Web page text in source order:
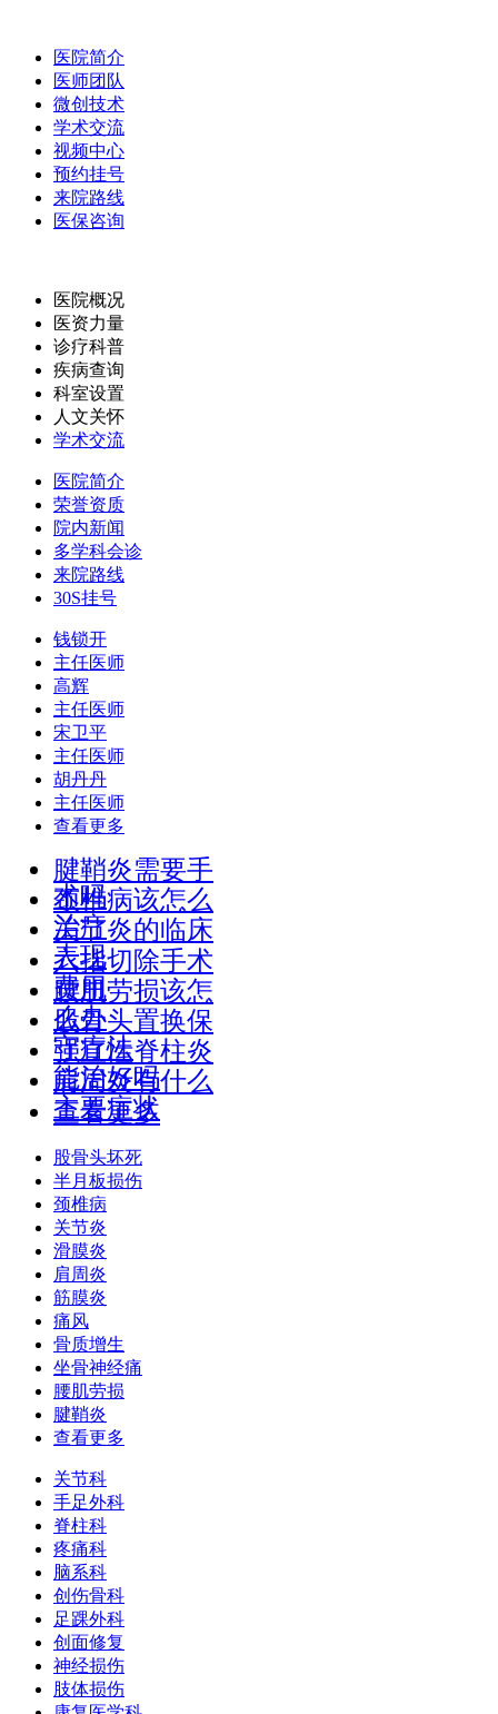
医院简介
医师团队
微创技术
学术交流
视频中心
预约挂号
来院路线
医保咨询
医院概况
医资力量
诊疗科普
疾病查询
科室设置
人文关怀
学术交流
医院简介
荣誉资质
院内新闻
多学科会诊
来院路线
30S挂号
钱锁开
主任医师
高辉
主任医师
宋卫平
主任医师
胡丹丹
主任医师
查看更多
腱鞘炎需要手
术吗
颈椎病该怎么
治疗
关节炎的临床
表现
六指切除手术
费用
腰肌劳损该怎
么办
股骨头置换保
守疗法
强直性脊柱炎
能治好吗
肩周炎有什么
主要症状
查看更多
股骨头坏死
半月板损伤
颈椎病
关节炎
滑膜炎
肩周炎
筋膜炎
痛风
骨质增生
坐骨神经痛
腰肌劳损
腱鞘炎
查看更多
关节科
手足外科
脊柱科
疼痛科
脑系科
创伤骨科
足踝外科
创面修复
神经损伤
肢体损伤